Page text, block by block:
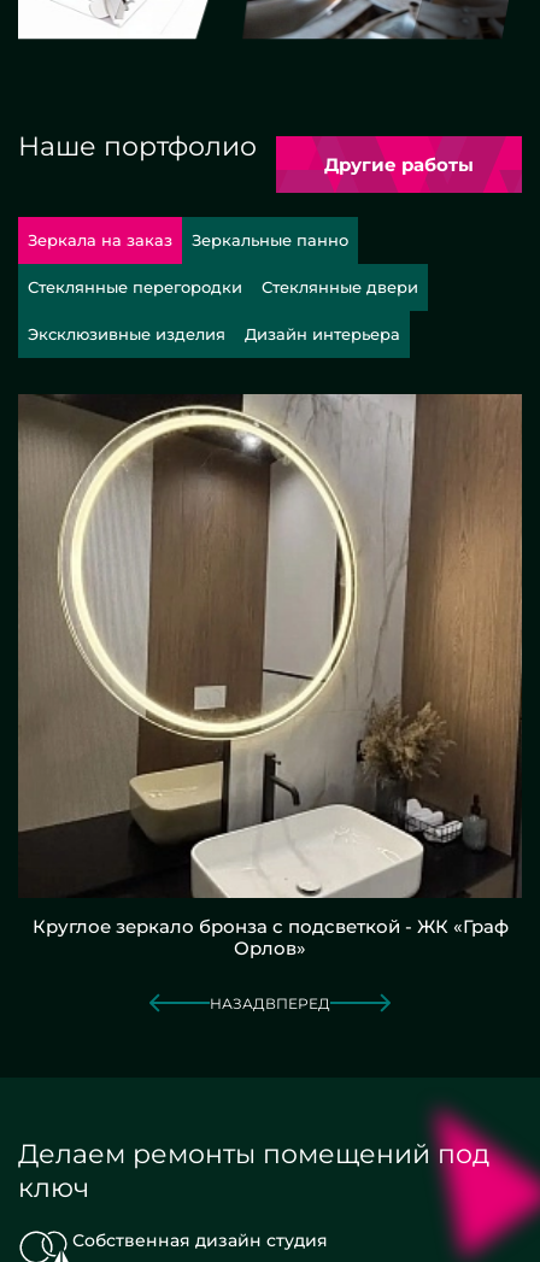
Наше портфолио
Другие работы
Зеркала на заказ Зеркальные панно
Стеклянные перегородки Стеклянные двери
Эксклюзивные изделия Дизайн интерьера
Круглое зеркало бронза с подсветкой - ЖК «Граф
Орлов»
НАЗАД ВПЕРЕД
Делаем ремонты помещений под
ключ
Собственная дизайн студия